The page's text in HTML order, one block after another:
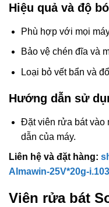
Hiệu quả và độ
Phù hợp với mọi
Bảo vệ chén đĩa và
Loại bỏ vết bẩn và
Hướng dẫn sử
Đặt viên rửa bát vào
dẫn của máy.
Liên hệ và đặt hàng:
Almawin-25V*20g-
Viên rửa bát